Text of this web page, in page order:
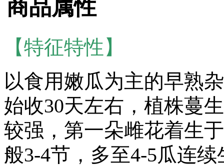
商品属性
【特征特性】
以食用嫩瓜为主的早熟
始收30天左右，植株蔓
较强，第一朵雌花着生
般3-4节，多至4-5瓜连